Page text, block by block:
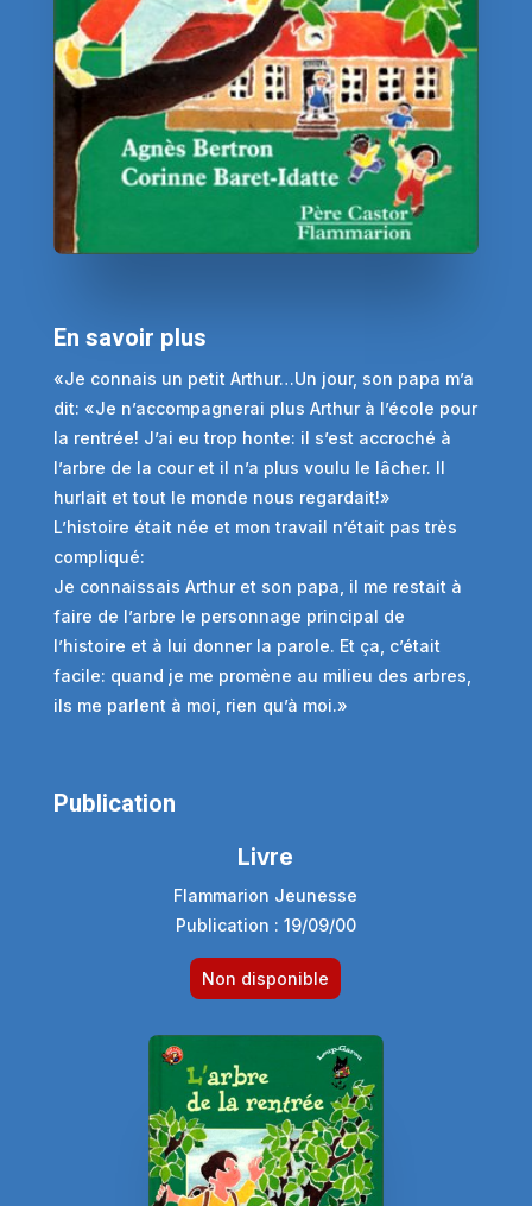
En savoir plus
«Je connais un petit Arthur…Un jour, son papa m’a
dit: «Je n’accompagnerai plus Arthur à l’école pour
la rentrée! J’ai eu trop honte: il s’est accroché à
l’arbre de la cour et il n’a plus voulu le lâcher. Il
hurlait et tout le monde nous regardait!»
L’histoire était née et mon travail n’était pas très
compliqué:
Je connaissais Arthur et son papa, il me restait à
faire de l’arbre le personnage principal de
l’histoire et à lui donner la parole. Et ça, c’était
facile: quand je me promène au milieu des arbres,
ils me parlent à moi, rien qu’à moi.»
Publication
Livre
Flammarion Jeunesse
Publication : 19/09/00
Non disponible